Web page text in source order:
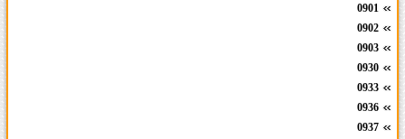
0901
0902
0903
0930
0933
0936
0937